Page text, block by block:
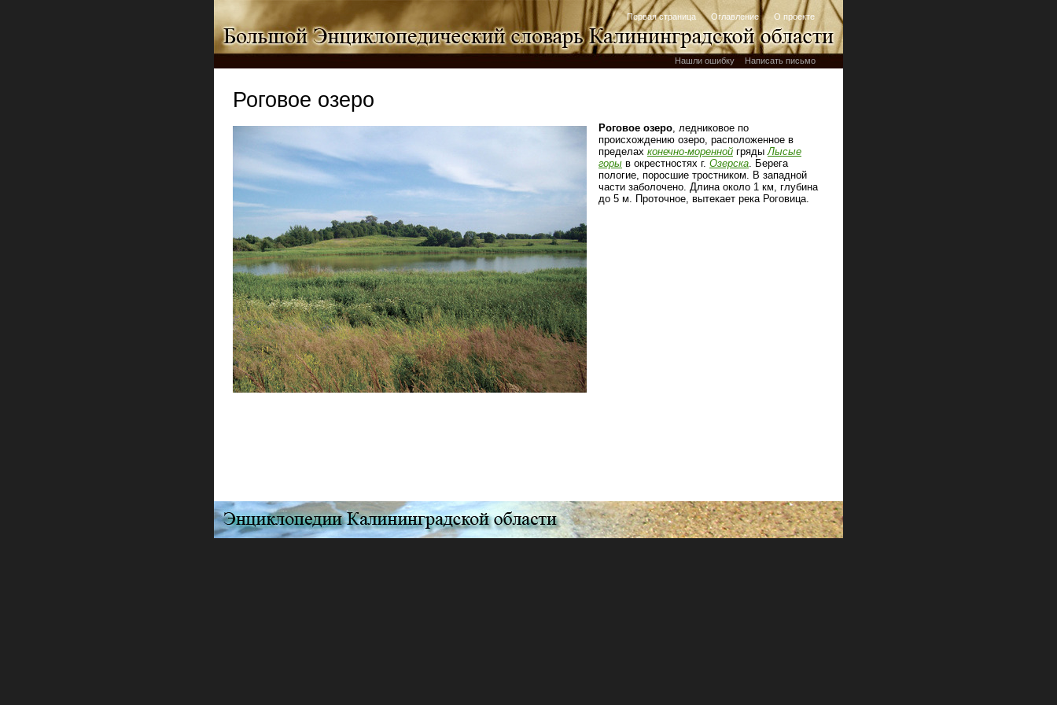
Первая страница Оглавление О проекте
Нашли ошибку Написать письмо
Роговое озеро
Роговое озеро, ледниковое по
происхождению озеро, расположенное в
пределах конечно-моренной грядыЛысые
горы в окрестностях г. Озерска. Берега
пологие, поросшие тростником. В западной
части заболочено. Длина около 1 км, глубина
до 5 м. Проточное, вытекает река Роговица.